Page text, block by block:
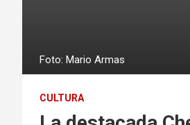
Foto: Mario Armas
CULTURA